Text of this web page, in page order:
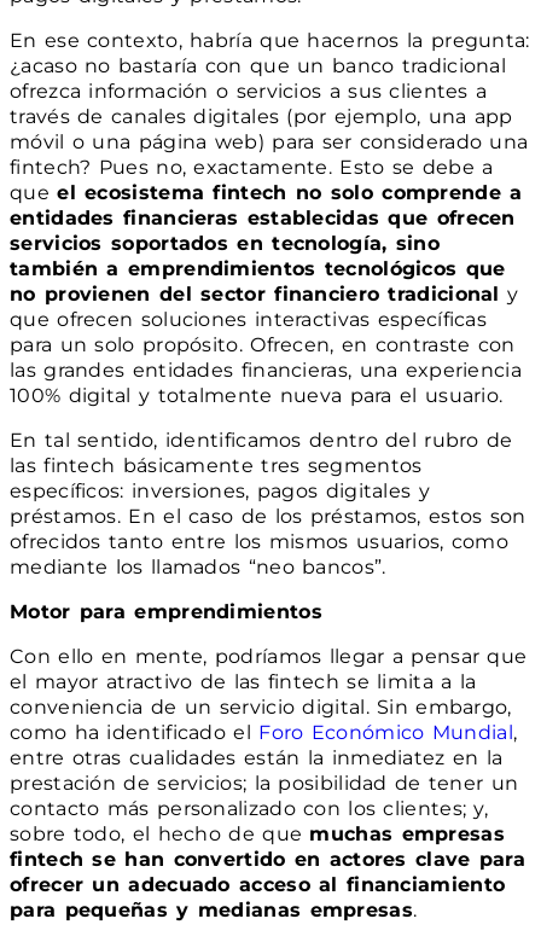
En ese contexto, habría que hacernos la pregunta:
¿acaso no bastaría con que un banco tradicional
ofrezca información o servicios a sus clientes a
través de canales digitales (por ejemplo, una app
móvil o una página web) para ser considerado una
fintech? Pues no, exactamente. Esto se debe a
queel ecosistema fintech no solo comprende a
entidades financieras establecidas que ofrecen
servicios soportados en tecnología, sino
también a emprendimientos tecnológicos que
no provienen del sector financiero tradicional y
que ofrecen soluciones interactivas específicas
para un solo propósito. Ofrecen, en contraste con
las grandes entidades financieras, una experiencia
100% digital y totalmente nueva para el usuario.
En tal sentido, identificamos dentro del rubro de
las fintech básicamente tres segmentos
específicos: inversiones, pagos digitales y
préstamos. En el caso de los préstamos, estos son
ofrecidos tanto entre los mismos usuarios, como
mediante los llamados “neo bancos”.
Motor para emprendimientos
Con ello en mente, podríamos llegar a pensar que
el mayor atractivo de las fintech se limita a la
conveniencia de un servicio digital. Sin embargo,
como ha identificado el Foro Económico Mundial ,
entre otras cualidades están la inmediatez en la
prestación de servicios; la posibilidad de tener un
contacto más personalizado con los clientes; y,
sobre todo, el hecho de que muchas empresas
fintech se han convertido en actores clave para
ofrecer un adecuado acceso al financiamiento
para pequeñas y medianas empresas.